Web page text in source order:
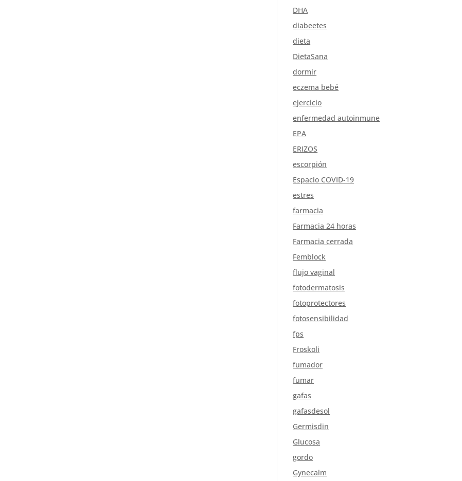
DHA
diabeetes
dieta
DietaSana
dormir
eczema bebé
ejercicio
enfermedad autoinmune
EPA
ERIZOS
escorpión
Espacio COVID-19
estres
farmacia
Farmacia 24 horas
Farmacia cerrada
Femblock
flujo vaginal
fotodermatosis
fotoprotectores
fotosensibilidad
fps
Froskoli
fumador
fumar
gafas
gafasdesol
Germisdin
Glucosa
gordo
Gynecalm